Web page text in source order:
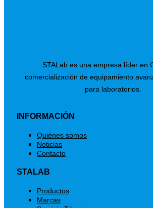
STALab es una empresa líder en
comercialización de equipamiento
para laboratorios.
INFORMACIÓN
Menú
Quiénes somos
Noticias
Contacto
STALAB
Menú
Productos
Marcas